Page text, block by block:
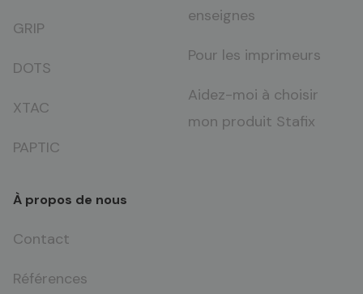
GRIP
DOTS
XTAC
PAPTIC
enseignes
Pour les imprimeurs
Aidez-moi à choisir
mon produit Stafix
À propos de nous
Contact
Références